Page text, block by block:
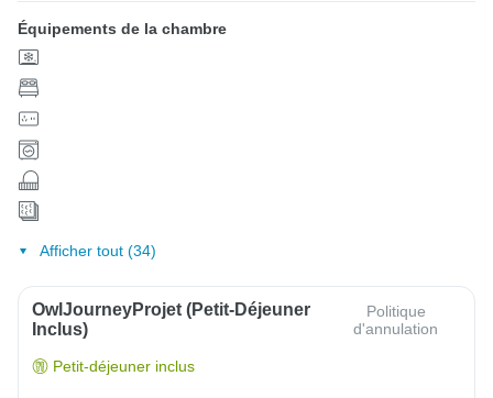
Équipements de la chambre
Afficher tout (34)
OwlJourneyProjet (petit-Déjeuner
Inclus)
Politique
d'annulation
Petit-déjeuner inclus